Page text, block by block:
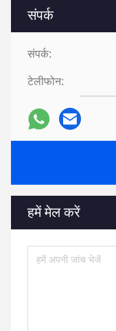
संपर्क
संपर्क:
टेलीफोन:
हमें मेल करें